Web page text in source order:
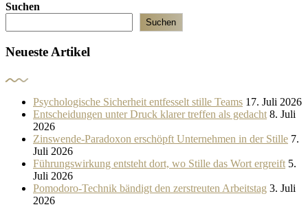
Suchen
Suchen
Neueste Artikel
Psychologische Sicherheit entfesselt stille Teams 17. Juli 2026
Entscheidungen unter Druck klarer treffen als gedacht 8. Juli
2026
Zinswende-Paradoxon erschöpft Unternehmen in der Stille 7.
Juli 2026
Führungswirkung entsteht dort, wo Stille das Wort ergreift 5.
Juli 2026
Pomodoro-Technik bändigt den zerstreuten Arbeitstag 3. Juli
2026